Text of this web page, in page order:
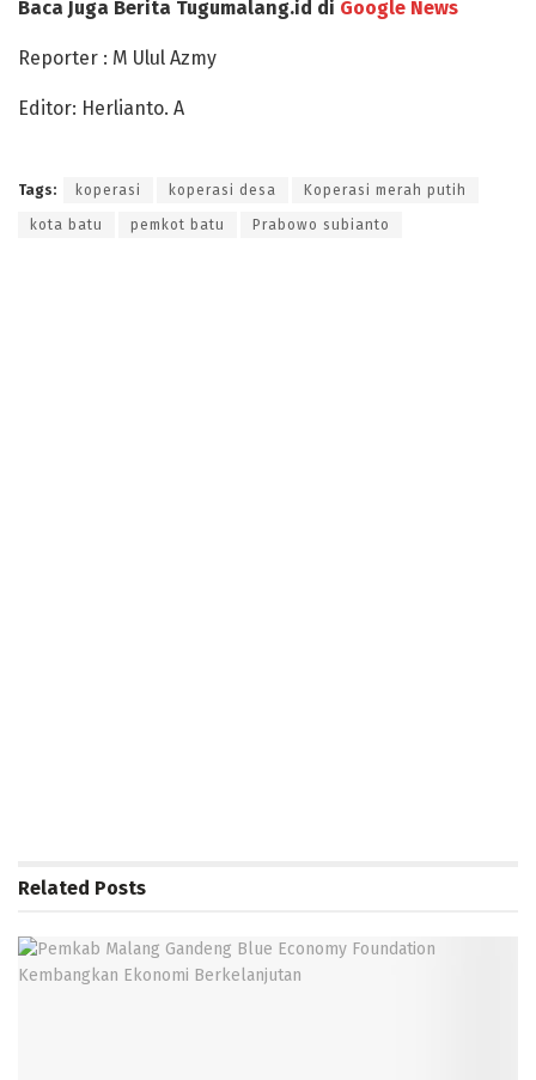
Baca Juga Berita Tugumalang.id di Google News
Reporter : M Ulul Azmy
Editor: Herlianto. A
Tags: koperasi koperasi desa Koperasi merah putih
kota batu pemkot batu Prabowo subianto
Related Posts